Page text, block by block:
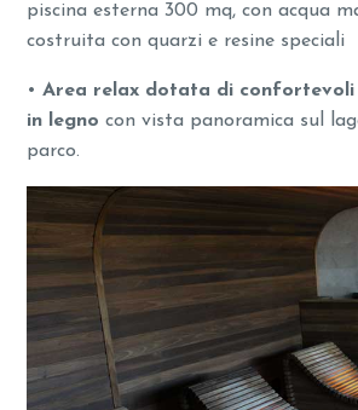
piscina esterna 300 mq, con acqua
costruita con quarzi e resine speciali
•Area relax dotata di confortevoli
in legno con vista panoramica sul
parco.